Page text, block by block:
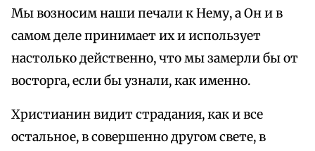
Мы возносим наши печали к Нему, а Он и в
самом деле принимает их и использует
настолько действенно, что мы замерли бы от
восторга, если бы узнали, как именно.
Христианин видит страдания, как и все
остальное, в совершенно другом свете, в